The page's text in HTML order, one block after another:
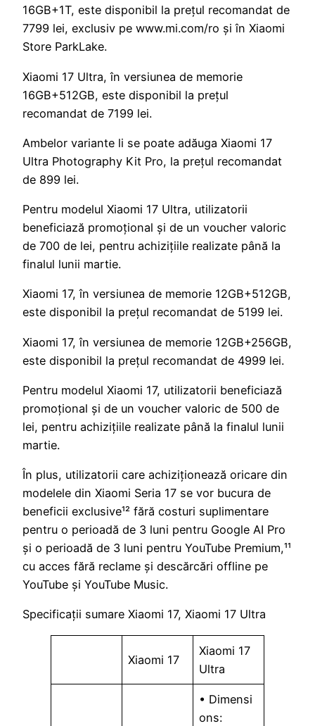
16GB+1T, este disponibil la prețul recomandat de
7799 lei, exclusiv pe www.mi.com/ro și în Xiaomi
Store ParkLake.
Xiaomi 17 Ultra, în versiunea de memorie
16GB+512GB, este disponibil la prețul
recomandat de 7199 lei.
Ambelor variante li se poate adăuga Xiaomi 17
Ultra Photography Kit Pro, la prețul recomandat
de 899 lei.
Pentru modelul Xiaomi 17 Ultra, utilizatorii
beneficiază promoțional și de un voucher valoric
de 700 de lei, pentru achizițiile realizate până la
finalul lunii martie.
Xiaomi 17, în versiunea de memorie 12GB+512GB,
este disponibil la prețul recomandat de 5199 lei.
Xiaomi 17, în versiunea de memorie 12GB+256GB,
este disponibil la prețul recomandat de 4999 lei.
Pentru modelul Xiaomi 17, utilizatorii beneficiază
promoțional și de un voucher valoric de 500 de
lei, pentru achizițiile realizate până la finalul lunii
martie.
În plus, utilizatorii care achiziționează oricare din
modelele din Xiaomi Seria 17 se vor bucura de
beneficii exclusive¹² fără costuri suplimentare
pentru o perioadă de 3 luni pentru Google AI Pro
și o perioadă de 3 luni pentru YouTube Premium,¹¹
cu acces fără reclame și descărcări offline pe
YouTube și YouTube Music.
Specificații sumare Xiaomi 17, Xiaomi 17 Ultra
Xiaomi 17
Xiaomi 17
Ultra
• Dimensi
ons: